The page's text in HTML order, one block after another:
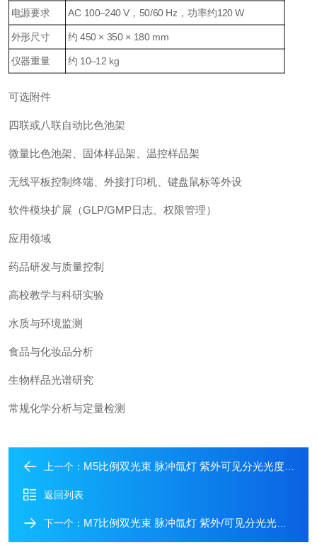
电源要求 AC 100–240 V，50/60 Hz，功率约120 W
外形尺寸 约 450 × 350 × 180 mm
仪器重量 约 10–12 kg
可选附件
四联或八联自动比色池架
微量比色池架、固体样品架、温控样品架
无线平板控制终端、外接打印机、键盘鼠标等外设
软件模块扩展（GLP/GMP日志、权限管理）
应用领域
药品研发与质量控制
高校教学与科研实验
水质与环境监测
食品与化妆品分析
生物样品光谱研究
常规化学分析与定量检测
上一个： M5比例双光束 脉冲氙灯 紫外可见分光光度计
返回列表
下一个： M7比例双光束 脉冲氙灯 紫外/可见分光光度计